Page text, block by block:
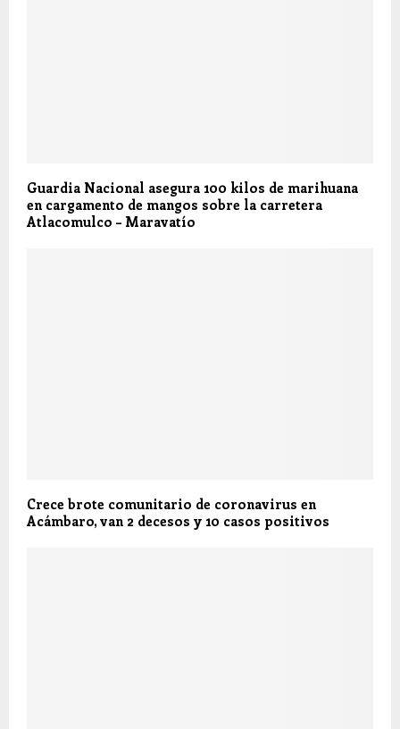
Guardia Nacional asegura 100 kilos de marihuana
en cargamento de mangos sobre la carretera
Atlacomulco – Maravatío
Crece brote comunitario de coronavirus en
Acámbaro, van 2 decesos y 10 casos positivos